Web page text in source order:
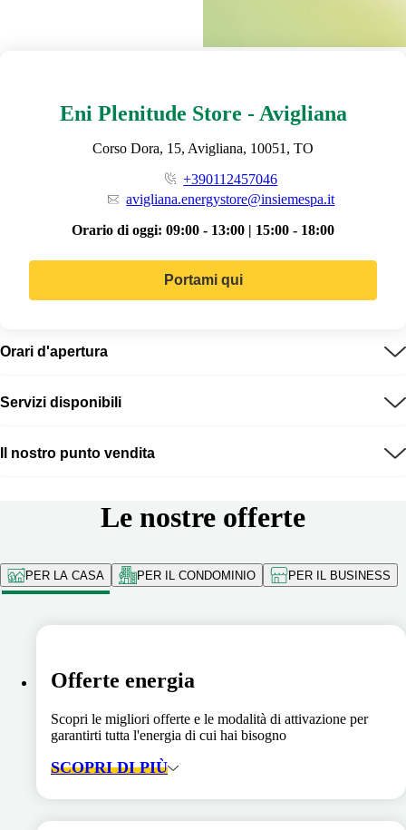
Eni Plenitude Store - Avigliana
Corso Dora, 15, Avigliana, 10051, TO
+390112457046
avigliana.energystore@insiemespa.it
Orario di oggi: 09:00 - 13:00 | 15:00 - 18:00
Portami qui
Orari d'apertura
Servizi disponibili
Il nostro punto vendita
Le nostre offerte
PER LA CASA PER IL CONDOMINIO PER IL BUSINESS
Offerte energia
Scopri le migliori offerte e le modalità di attivazione per
garantirti tutta l'energia di cui hai bisogno
SCOPRI DI PIÙ